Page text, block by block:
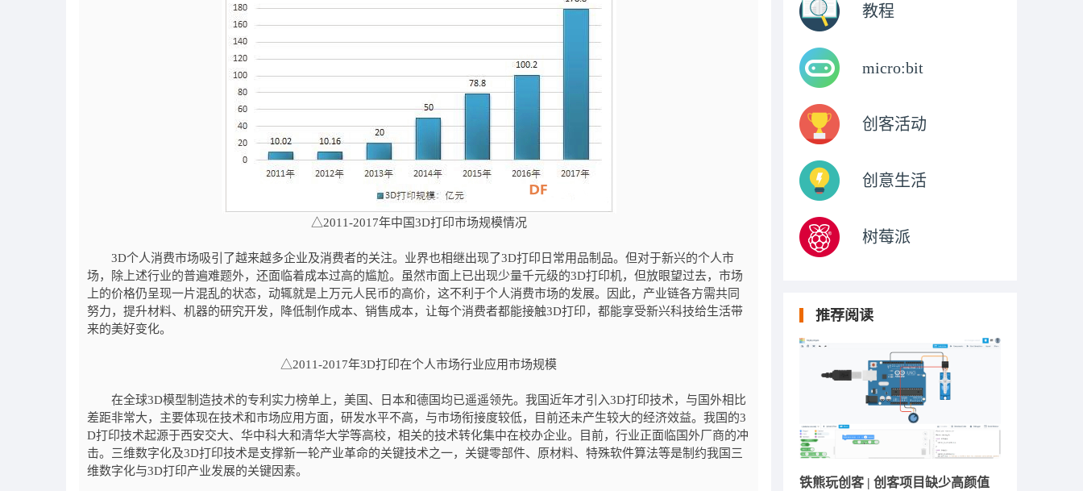
△2011-2017年中国3D打印市场规模情况
3D个人消费市场吸引了越来越多企业及消费者的关注。业界也相继出现了3D打印日常用品制品。但对于新兴的个人市
场，除上述行业的普遍难题外，还面临着成本过高的尴尬。虽然市面上已出现少量千元级的3D打印机，但放眼望过去，市场
上的价格仍呈现一片混乱的状态，动辄就是上万元人民币的高价，这不利于个人消费市场的发展。因此，产业链各方需共同
努力，提升材料、机器的研究开发，降低制作成本、销售成本，让每个消费者都能接触3D打印，都能享受新兴科技给生活带
来的美好变化。
△2011-2017年3D打印在个人市场行业应用市场规模
在全球3D模型制造技术的专利实力榜单上，美国、日本和德国均已遥遥领先。我国近年才引入3D打印技术，与国外相比
差距非常大，主要体现在技术和市场应用方面，研发水平不高，与市场衔接度较低，目前还未产生较大的经济效益。我国的3
D打印技术起源于西安交大、华中科大和清华大学等高校，相关的技术转化集中在校办企业。目前，行业正面临国外厂商的冲
击。三维数字化及3D打印技术是支撑新一轮产业革命的关键技术之一，关键零部件、原材料、特殊软件算法等是制约我国三
维数字化与3D打印产业发展的关键因素。
教程
micro:bit
创客活动
创意生活
树莓派
推荐阅读
铁熊玩创客 | 创客项目缺少高颜值